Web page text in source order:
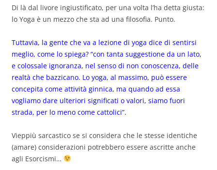
Di là dal livore ingiustificato, per una volta l’ha detta giusta:
lo Yoga è un mezzo che sta ad una filosofia. Punto.
Tuttavia, la gente che va a lezione di yoga dice di sentirsi
meglio, come lo spiega? “con tanta suggestione da un lato,
e colossale ignoranza, nel senso di non conoscenza, delle
realtà che bazzicano. Lo yoga, al massimo, può essere
concepita come attività ginnica, ma quando ad essa
vogliamo dare ulteriori significati o valori, siamo fuori
strada, per lo meno come cattolici”.
Vieppiù sarcastico se si considera che le stesse identiche
(amare) considerazioni potrebbero essere ascritte anche
agli Esorcismi…